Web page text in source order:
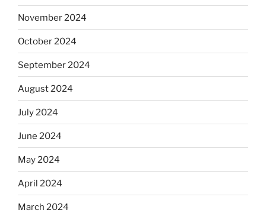
November 2024
October 2024
September 2024
August 2024
July 2024
June 2024
May 2024
April 2024
March 2024